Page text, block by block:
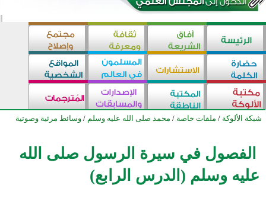
شبكة الألوكة / ملفات خاصة / محمد صلى الله عليه وسلم / وسائط مرئية وصوتية
الفصول في سيرة الرسول صلى الله
عليه وسلم (الدرس الرابع)